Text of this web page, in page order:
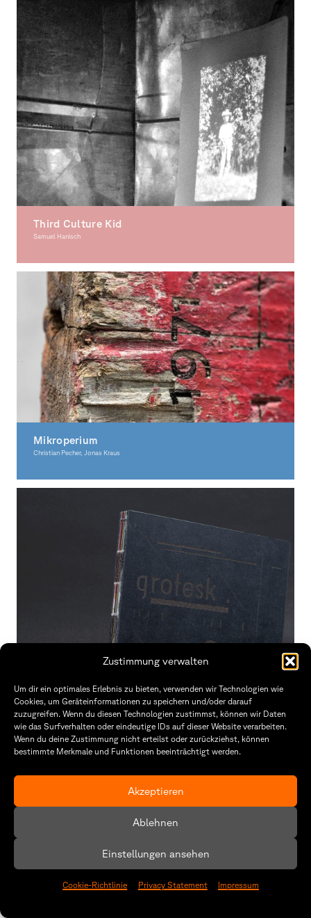
Zustimmung verwalten
Um dir ein optimales Erlebnis zu bieten, verwenden wir Technologien wie
Cookies, um Geräteinformationen zu speichern und/oder darauf
zuzugreifen. Wenn du diesen Technologien zustimmst, können wir Daten
wie das Surfverhalten oder eindeutige IDs auf dieser Website verarbeiten.
Wenn du deine Zustimmung nicht erteilst oder zurückziehst, können
bestimmte Merkmale und Funktionen beeinträchtigt werden.
Akzeptieren
Ablehnen
Einstellungen ansehen
Cookie-Richtlinie Privacy Statement Impressum
Third Culture Kid
Samuel Hanisch
Mikroperium
Christian Pecher, Jonas Kraus
Grotesk
Mona-Lisa-Friedrich